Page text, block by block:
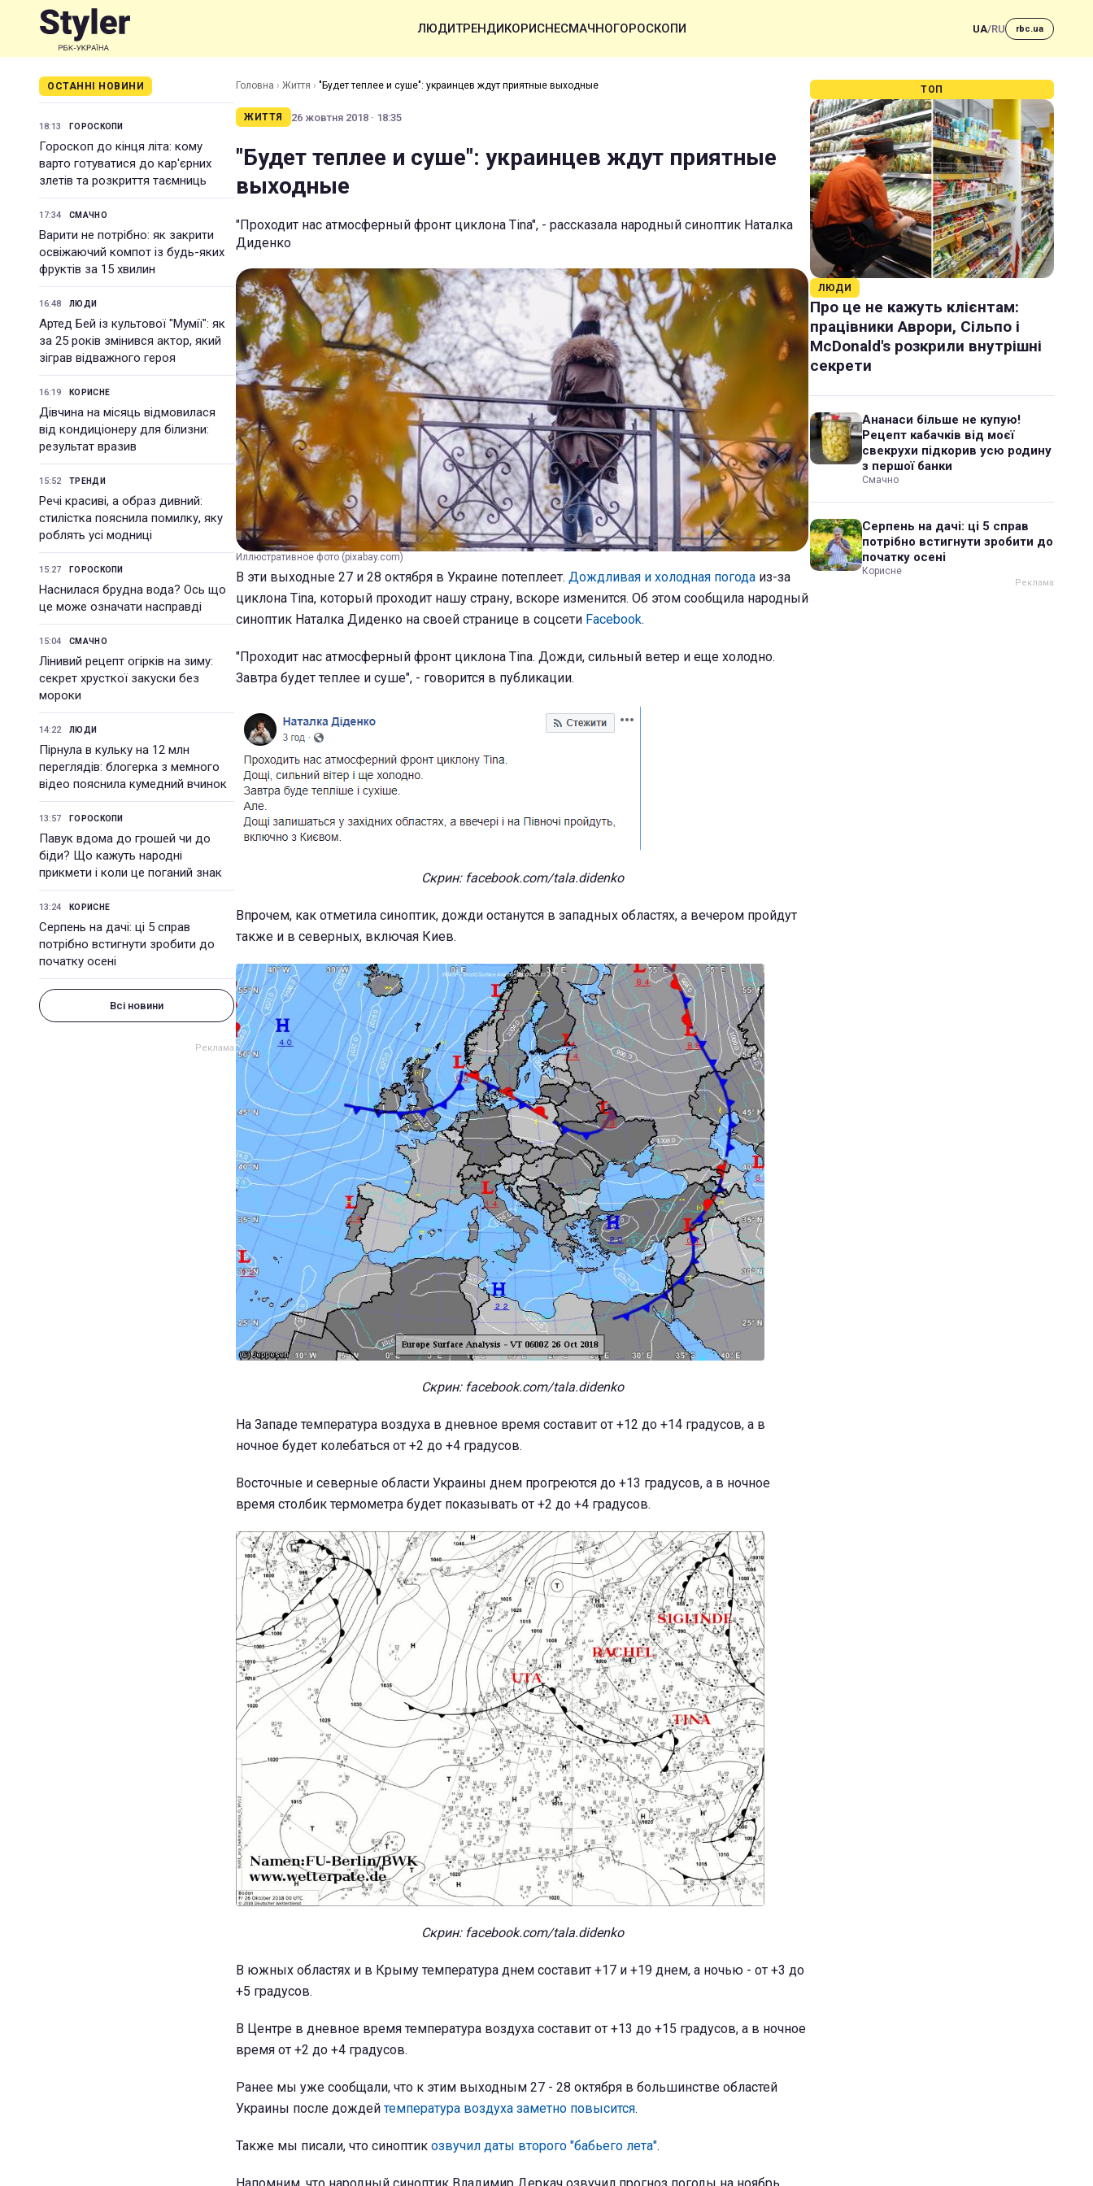
ЛЮДИТРЕНДИКОРИСНЕСМАЧНОГОРОСКОПИ UA/RU rbc.ua
ОСТАННІ НОВИНИ
18:13 ГОРОСКОПИ
Гороскоп до кінця літа: кому
варто готуватися до кар'єрних
злетів та розкриття таємниць
17:34 СМАЧНО
Варити не потрібно: як закрити
освіжаючий компот із будь-яких
фруктів за 15 хвилин
16:48 ЛЮДИ
Артед Бей із культової "Мумії": як
за 25 років змінився актор, який
зіграв відважного героя
16:19 КОРИСНЕ
Дівчина на місяць відмовилася
від кондиціонеру для білизни:
результат вразив
15:52 ТРЕНДИ
Речі красиві, а образ дивний:
стилістка пояснила помилку, яку
роблять усі модниці
15:27 ГОРОСКОПИ
Наснилася брудна вода? Ось що
це може означати насправді
15:04 СМАЧНО
Лінивий рецепт огірків на зиму:
секрет хрусткої закуски без
мороки
14:22 ЛЮДИ
Пірнула в кульку на 12 млн
переглядів: блогерка з мемного
відео пояснила кумедний вчинок
13:57 ГОРОСКОПИ
Павук вдома до грошей чи до
біди? Що кажуть народні
прикмети і коли це поганий знак
13:24 КОРИСНЕ
Серпень на дачі: ці 5 справ
потрібно встигнути зробити до
початку осені
Всі новини
Головна › Життя › "Будет теплее и суше": украинцев ждут приятные выходные
ЖИТТЯ 26 жовтня 2018 · 18:35
"Будет теплее и суше": украинцев ждут приятные
выходные
"Проходит нас атмосферный фронт циклона Tina", - рассказала народный синоптик Наталка
Диденко
Иллюстративное фото (pixabay.com)
В эти выходные 27 и 28 октября в Украине потеплеет. Дождливая и холодная погода из-за
циклона Tina, который проходит нашу страну, вскоре изменится. Об этом сообщила народный
синоптик Наталка Диденко на своей странице в соцсети Facebook.
"Проходит нас атмосферный фронт циклона Tina. Дожди, сильный ветер и еще холодно.
Завтра будет теплее и суше", - говорится в публикации.
Скрин: facebook.com/tala.didenko
Впрочем, как отметила синоптик, дожди останутся в западных областях, а вечером пройдут
также и в северных, включая Киев.
Скрин: facebook.com/tala.didenko
На Западе температура воздуха в дневное время составит от +12 до +14 градусов, а в
ночное будет колебаться от +2 до +4 градусов.
Восточные и северные области Украины днем прогреются до +13 градусов, а в ночное
время столбик термометра будет показывать от +2 до +4 градусов.
Скрин: facebook.com/tala.didenko
В южных областях и в Крыму температура днем составит +17 и +19 днем, а ночью - от +3 до
+5 градусов.
В Центре в дневное время температура воздуха составит от +13 до +15 градусов, а в ночное
время от +2 до +4 градусов.
Ранее мы уже сообщали, что к этим выходным 27 - 28 октября в большинстве областей
Украины после дождейтемпература воздуха заметно повысится.
Также мы писали, что синоптик озвучил даты второго "бабьего лета".
Напомним, что народный синоптик Владимир Деркач озвучил прогноз погоды на ноябрь
ТОП
ЛЮДИ
Про це не кажуть клієнтам:
працівники Аврори, Сільпо і
McDonald's розкрили внутрішні
секрети
Ананаси більше не купую!
Рецепт кабачків від моєї
свекрухи підкорив усю родину
з першої банки
Смачно
Серпень на дачі: ці 5 справ
потрібно встигнути зробити до
початку осені
Корисне